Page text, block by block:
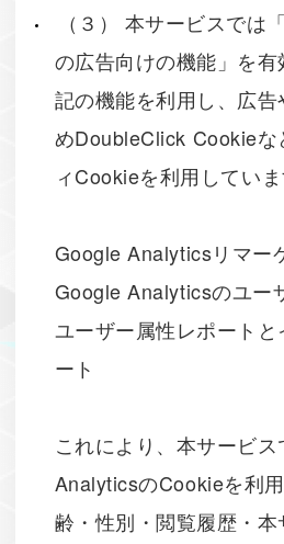
（３） 本サービスでは
の広告向けの機能」を
記の機能を利用し、広
めDoubleClick Cookieな
ィCookieを利用していま
Google Analyticsリマー
Google Analyticsのユー
ユーザー属性レポート
ート
これにより、本サービ
AnalyticsのCookieを利
齢・性別・閲覧履歴・